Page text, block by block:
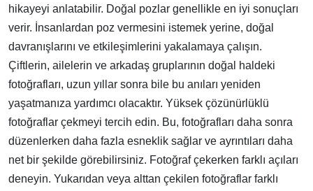
hikayeyi anlatabilir. Doğal pozlar genellikle en iyi sonuçları
verir. İnsanlardan poz vermesini istemek yerine, doğal
davranışlarını ve etkileşimlerini yakalamaya çalışın.
Çiftlerin, ailelerin ve arkadaş gruplarının doğal haldeki
fotoğrafları, uzun yıllar sonra bile bu anıları yeniden
yaşatmanıza yardımcı olacaktır. Yüksek çözünürlüklü
fotoğraflar çekmeyi tercih edin. Bu, fotoğrafları daha sonra
düzenlerken daha fazla esneklik sağlar ve ayrıntıları daha
net bir şekilde görebilirsiniz. Fotoğraf çekerken farklı açıları
deneyin. Yukarıdan veya alttan çekilen fotoğraflar farklı